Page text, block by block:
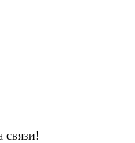
связи!